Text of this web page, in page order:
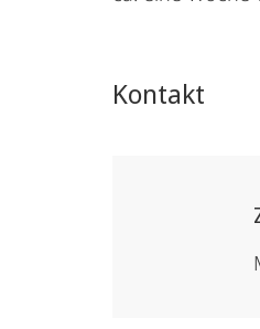
Kontakt